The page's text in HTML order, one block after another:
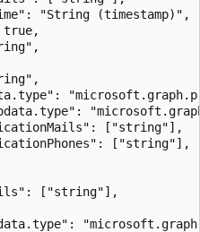
"String (timestamp)",
["string"],
["string"],
["string"],